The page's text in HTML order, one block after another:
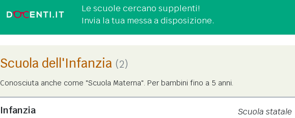
Le scuole cercano supplenti!
Invia la tua messa a disposizione.
Scuola dell'Infanzia (2)
Conosciuta anche come "Scuola Materna". Per bambini fino a 5 anni.
Infanzia
Scuola statale